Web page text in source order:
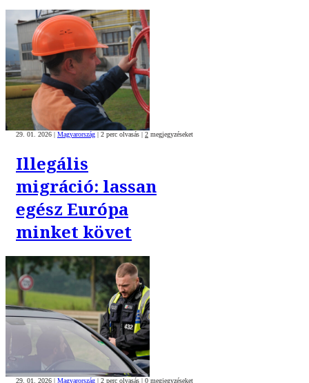
29. 01. 2026 | Magyarország | 2 perc olvasás | 2 megjegyzéseket
Illegális
migráció: lassan
egész Európa
minket követ
29. 01. 2026 Magyarország 2 perc olvasás 0 megjegyzéseket